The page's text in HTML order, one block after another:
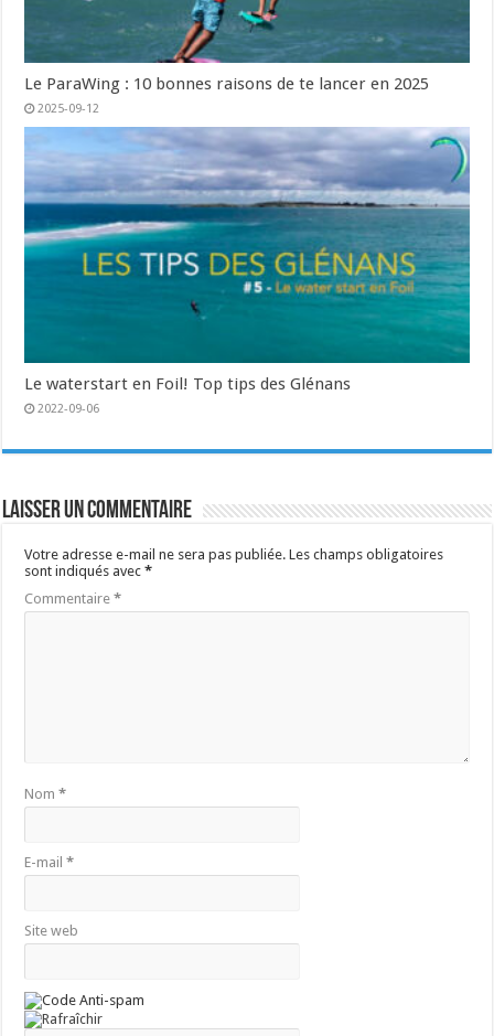
Le ParaWing : 10 bonnes raisons de te lancer en 2025
2025-09-12
Le waterstart en Foil! Top tips des Glénans
2022-09-06
Laisser un commentaire
Votre adresse e-mail ne sera pas publiée. Les champs obligatoires
sont indiqués avec*
Commentaire*
Nom*
E-mail*
Site web